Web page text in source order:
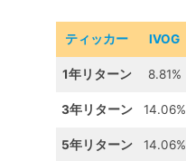
ティッカー IVOG
1年リターン 8.81%
3年リターン 14.06%
5年リターン 14.06%